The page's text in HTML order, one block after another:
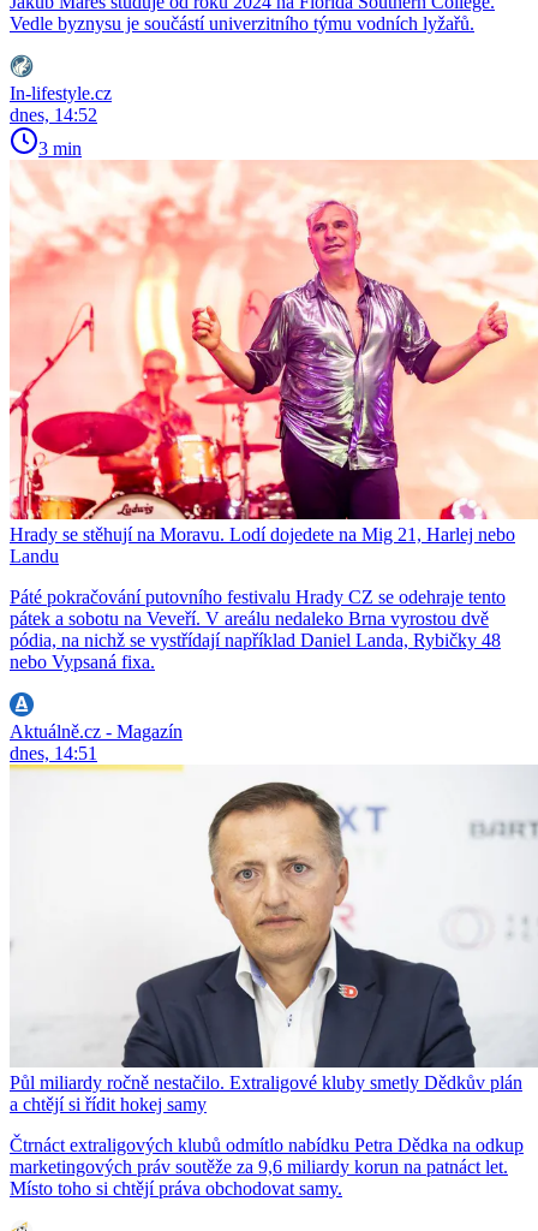
Vedle byznysu je součástí univerzitního týmu vodních lyžařů.
In-lifestyle.cz
dnes, 14:52
3 min
Hrady se stěhují na Moravu. Lodí dojedete na Mig 21, Harlej nebo
Landu
Páté pokračování putovního festivalu Hrady CZ se odehraje tento
pátek a sobotu na Veveří. V areálu nedaleko Brna vyrostou dvě
pódia, na nichž se vystřídají například Daniel Landa, Rybičky 48
nebo Vypsaná fixa.
Aktuálně.cz - Magazín
dnes, 14:51
Půl miliardy ročně nestačilo. Extraligové kluby smetly Dědkův plán
a chtějí si řídit hokej samy
Čtrnáct extraligových klubů odmítlo nabídku Petra Dědka na odkup
marketingových práv soutěže za 9,6 miliardy korun na patnáct let.
Místo toho si chtějí práva obchodovat samy.